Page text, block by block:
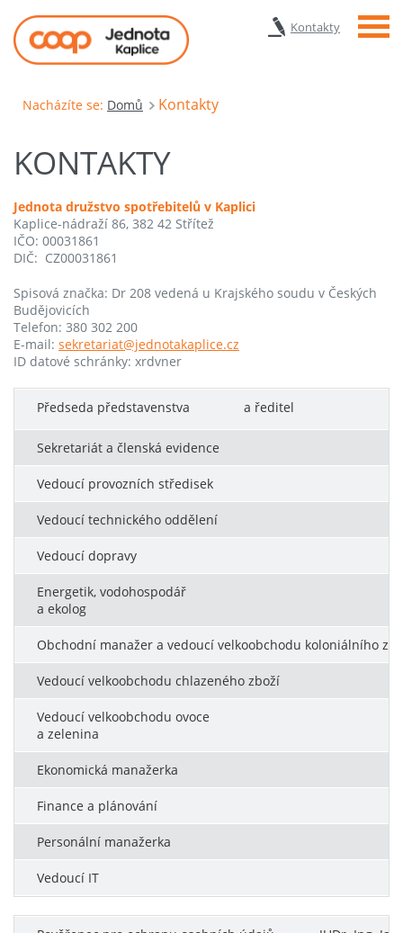
Kontakty Menu
Nacházíte se: Domů Kontakty
KONTAKTY
Jednota družstvo spotřebitelů v Kaplici
Kaplice-nádraží 86, 382 42 Střítež
IČO: 00031861
DIČ: CZ00031861
Spisová značka: Dr 208 vedená u Krajského soudu v Českých
Budějovicích
Telefon: 380 302 200
E-mail: sekretariat@jednotakaplice.cz
ID datové schránky: xrdvner
Předseda představenstva a ředitel
Sekretariát a členská evidence
Vedoucí provozních středisek
Vedoucí technického oddělení
Vedoucí dopravy
Energetik, vodohospodář
a ekolog
Obchodní manažer a vedoucí velkoobchodu koloniálního
Vedoucí velkoobchodu chlazeného zboží
Vedoucí velkoobchodu ovoce
a zelenina
Ekonomická manažerka
Finance a plánování
Personální manažerka
Vedoucí IT